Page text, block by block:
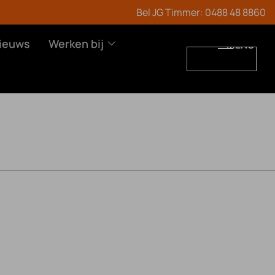
Bel JG Timmer: 0488 48 8860
Werken bij MENU